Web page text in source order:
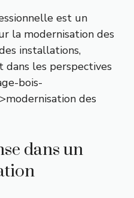
est un
la modernisation des
installations,
dans les perspectives
bois-
des
dans un